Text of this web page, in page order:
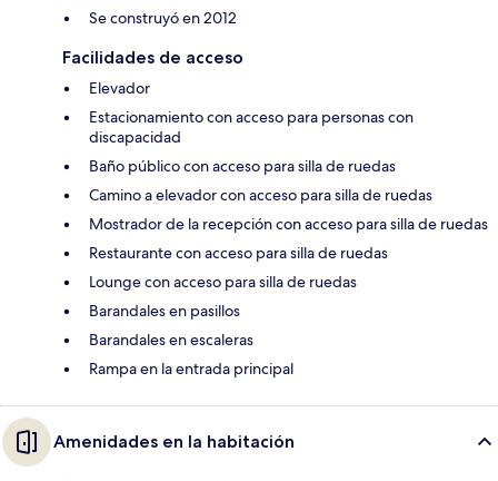
Se construyó en 2012
Facilidades de acceso
Elevador
Estacionamiento con acceso para personas con
discapacidad
Baño público con acceso para silla de ruedas
Camino a elevador con acceso para silla de ruedas
Mostrador de la recepción con acceso para silla de ruedas
Restaurante con acceso para silla de ruedas
Lounge con acceso para silla de ruedas
Barandales en pasillos
Barandales en escaleras
Rampa en la entrada principal
Amenidades en la habitación